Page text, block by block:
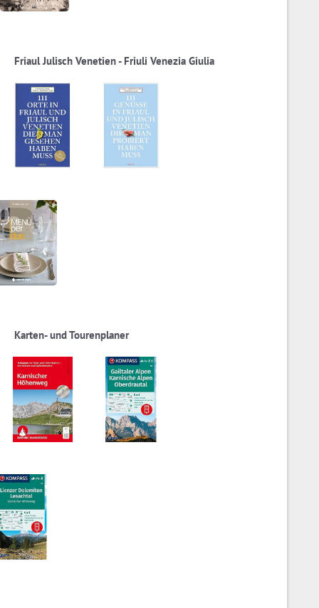
Friaul Julisch Venetien - Friuli Venezia Giulia
Karten- und Tourenplaner